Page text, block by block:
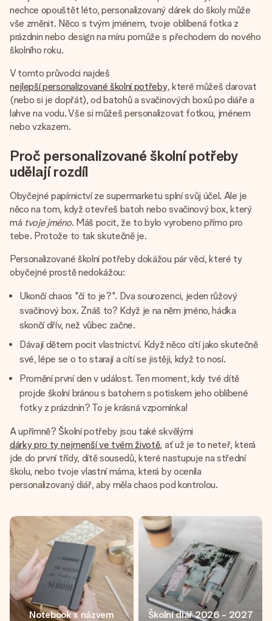
jménem, vaší fotografií nebo vzkazem, který doopravdy
zahřeje u srdce. Žádné zbytečné složitosti, jen spousta
lásky pro daný okamžik.
nechce opouštět léto, personalizovaný dárek do školy může
vše změnit. Něco s tvým jménem, tvoje oblíbená fotka z
prázdnin nebo design na míru pomůže s přechodem do nového
školního roku.
V tomto průvodci najdeš
nejlepší personalizované školní potřeby, které můžeš darovat
(nebo si je dopřát), od batohů a svačinových boxů po diáře a
lahve na vodu. Vše si můžeš personalizovat fotkou, jménem
nebo vzkazem.
Proč personalizované školní potřeby
udělají rozdíl
Obyčejné papírnictví ze supermarketu splní svůj účel. Ale je
něco na tom, když otevřeš batoh nebo svačinový box, který
má tvoje jméno. Máš pocit, že to bylo vyrobeno přímo pro
tebe. Protože to tak skutečně je.
Personalizované školní potřeby dokážou pár věcí, které ty
obyčejné prostě nedokážou:
Ukončí chaos "čí to je?". Dva sourozenci, jeden růžový
svačinový box. Znáš to? Když je na něm jméno, hádka
skončí dřív, než vůbec začne.
Dávají dětem pocit vlastnictví. Když něco cítí jako skutečně
své, lépe se o to starají a cítí se jistěji, když to nosí.
Promění první den v událost. Ten moment, kdy tvé dítě
projde školní bránou s batohem s potiskem jeho oblíbené
fotky z prázdnin? To je krásná vzpomínka!
A upřímně? Školní potřeby jsou také skvělými
dárky pro ty nejmenší ve tvém životě, ať už je to neteř, která
jde do první třídy, dítě sousedů, které nastupuje na střední
školu, nebo tvoje vlastní máma, která by ocenila
personalizovaný diář, aby měla chaos pod kontrolou.
Notebook s názvem Školní diář 2026 - 2027